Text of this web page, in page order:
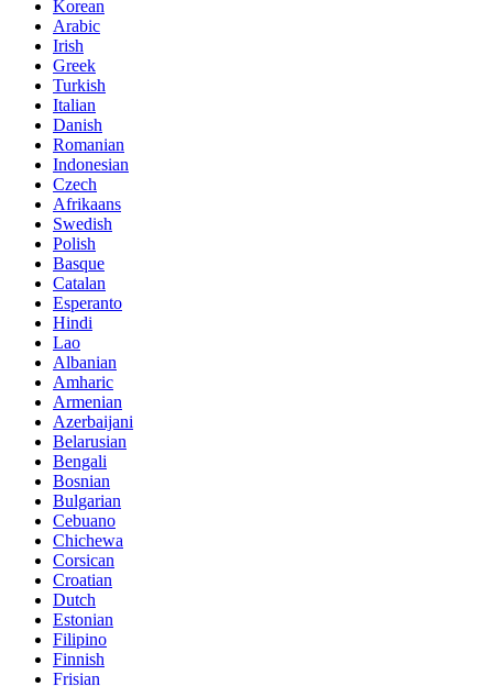
Korean
Arabic
Irish
Greek
Turkish
Italian
Danish
Romanian
Indonesian
Czech
Afrikaans
Swedish
Polish
Basque
Catalan
Esperanto
Hindi
Lao
Albanian
Amharic
Armenian
Azerbaijani
Belarusian
Bengali
Bosnian
Bulgarian
Cebuano
Chichewa
Corsican
Croatian
Dutch
Estonian
Filipino
Finnish
Frisian